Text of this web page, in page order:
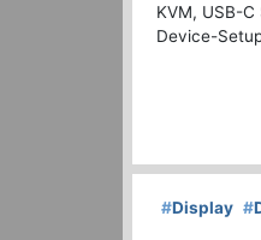
KVM, USB-
Device-
#Display #